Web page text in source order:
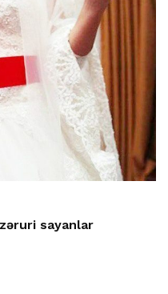
sayanlar